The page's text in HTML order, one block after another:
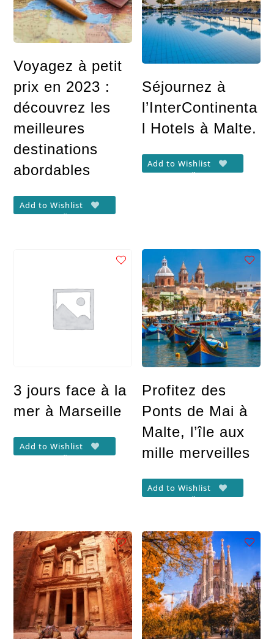
Voyagez à petit
prix en 2023 :
découvrez les
meilleures
destinations
abordables
Add to Wishlist
Séjournez à
l’InterContinenta
l Hotels à Malte.
Add to Wishlist
3 jours face à la
mer à Marseille
Add to Wishlist
Profitez des
Ponts de Mai à
Malte, l’île aux
mille merveilles
Add to Wishlist